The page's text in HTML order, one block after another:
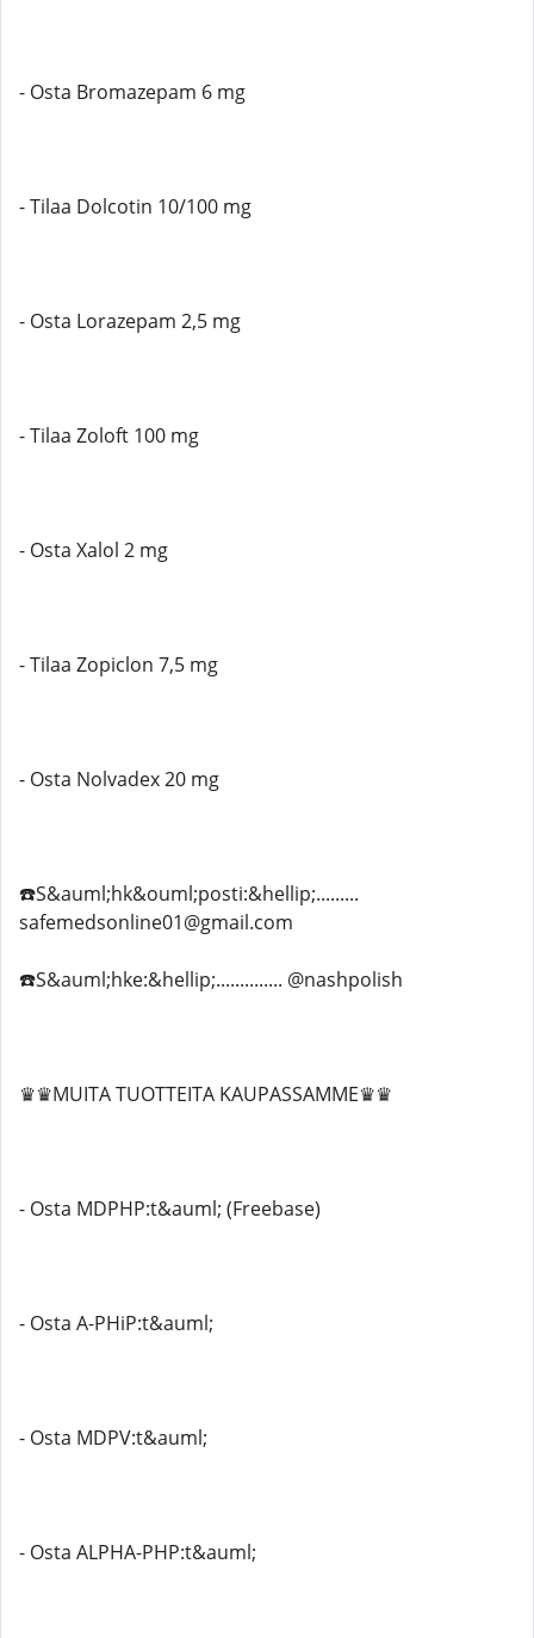
- Osta Bromazepam 6 mg
- Tilaa Dolcotin 10/100 mg
- Osta Lorazepam 2,5 mg
- Tilaa Zoloft 100 mg
- Osta Xalol 2 mg
- Tilaa Zopiclon 7,5 mg
- Osta Nolvadex 20 mg
☎️S&auml;hk&ouml;posti:&hellip;.........
safemedsonline01@gmail.com
☎️S&auml;hke:&hellip;.............. @nashpolish
♛♛MUITA TUOTTEITA KAUPASSAMME♛♛
- Osta MDPHP:t&auml; (Freebase)
- Osta A-PHiP:t&auml;
- Osta MDPV:t&auml;
- Osta ALPHA-PHP:t&auml;